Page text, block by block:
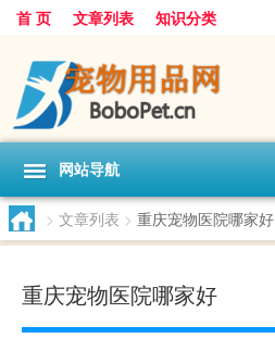
首 页 文章列表 知识分类
网站导航
> 文章列表 > 重庆宠物医院哪家好
重庆宠物医院哪家好